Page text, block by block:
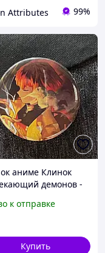
Attributes 99%
аниме Клинок
демонов -
0022)
к отправке
Купить